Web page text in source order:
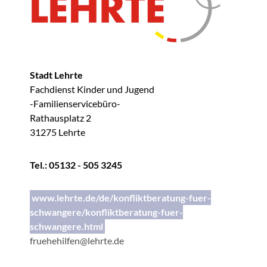
Stadt Lehrte
Fachdienst Kinder und Jugend
-Familienservicebüro-
Rathausplatz 2
31275 Lehrte
Tel.: 05132 - 505 3245
www.lehrte.de/de/konfliktberatung-fuer-
schwangere/konfliktberatung-fuer-
schwangere.html
fruehehilfen@lehrte.de